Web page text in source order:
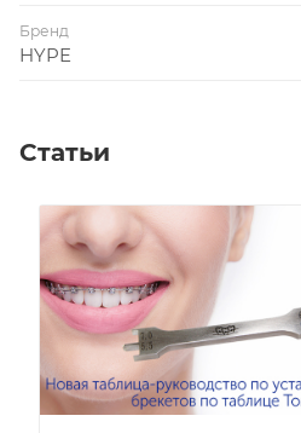
Для легкого приклеивания и
трескаются и не ломаются
Бренд
HYPE
Статьи